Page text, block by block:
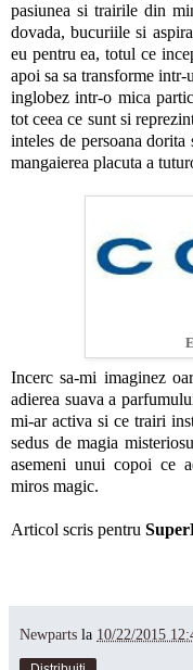
pasiunea si trairile din
dovada, bucuriile si
eu pentru ea, totul ce
apoi sa sa transforme
inglobez intr-o mica
tot ceea ce sunt si
inteles de persoana
mangaierea placuta a
Incerc sa-mi imaginez
adierea suava a
mi-ar activa si ce trairi
sedus de magia
asemeni unui copoi ce
miros magic.
Articol scris pentru
Newparts la 10/22/2015